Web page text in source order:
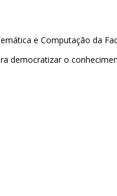
e Computação da
democratizar o